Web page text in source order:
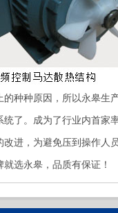
种种原因，所以永皋生
统了。成为了行业内首家
改进，为避免压到操作人
选永皋，品质有保证！